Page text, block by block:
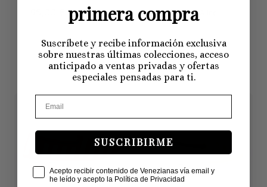
95,00 €IVA Inc. 95,00 €IVA Inc.
Friulanas Primavera
primera compra
Suscríbete y recibe información exclusiva
sobre nuestras últimas colecciones, acceso
anticipado a ventas privadas y ofertas
especiales pensadas para ti.
SUSCRIBIRME
Check Box
Acepto recibir contenido de Venezianas vía email y
he leído y acepto la Política de Privacidad